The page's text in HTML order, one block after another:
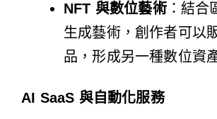
NFT 與數位藝術：結合
生成藝術，創作者可以
品，形成另一種數位資
AI SaaS 與自動化服務